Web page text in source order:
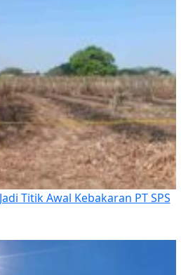
Titik Awal Kebakaran PT SPS